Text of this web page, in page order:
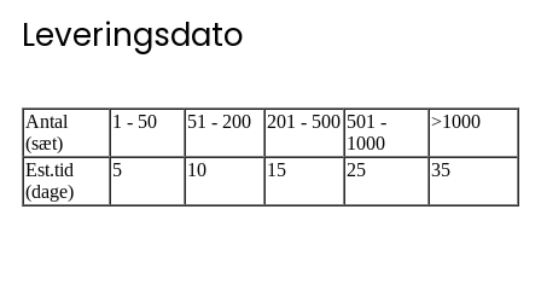
Leveringsdato
Antal
(sæt)
1 - 50 51 - 200 201 - 500 501 -
1000
>1000
Est.tid
(dage)
5 10 15 25 35